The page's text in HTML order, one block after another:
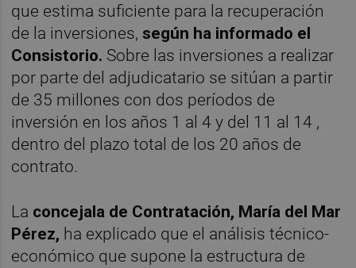
que estima suficiente para la recuperación
de la inversiones, según ha informado el
Consistorio. Sobre las inversiones a realizar
por parte del adjudicatario se sitúan a partir
de 35 millones con dos períodos de
inversión en los años 1 al 4 y del 11 al 14 ,
dentro del plazo total de los 20 años de
contrato.
La concejala de Contratación, María del Mar
Pérez, ha explicado que el análisis técnico-
económico que supone la estructura de